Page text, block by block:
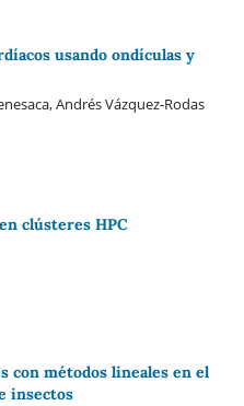
usando ondículas y
Andrés Vázquez-Rodas
clústeres HPC
con métodos lineales en el
insectos